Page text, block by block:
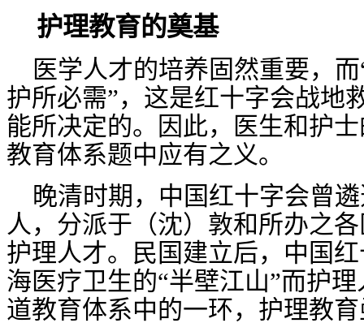
护理教育的奠基
医学人才的培养固然重要，而
护所必需”，这是红十字会战地
能所决定的。因此，医生和护
教育体系题中应有之义。
晚清时期，中国红十字会曾
人，分派于（沈）敦和所办之
护理人才。民国建立后，中国
海医疗卫生的“半壁江山”而护
道教育体系中的一环，护理教